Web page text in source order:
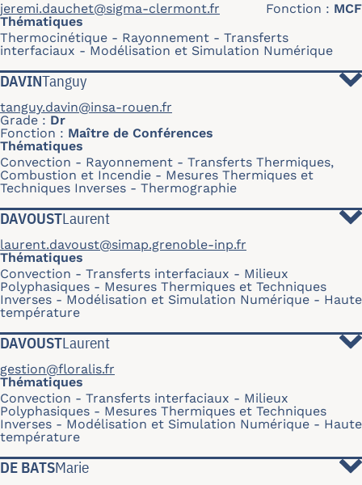
jeremi.dauchet@sigma-clermont.fr Fonction
MCF
Thématiques
Thermocinétique
Rayonnement
Transferts
interfaciaux
Modélisation et Simulation Numérique
DAVINTanguy
tanguy.davin@insa-rouen.fr
Grade
Dr
Fonction
Maître de Conférences
Thématiques
Convection
Rayonnement
Transferts Thermiques,
Combustion et Incendie
Mesures Thermiques et
Techniques Inverses
Thermographie
DAVOUSTLaurent
laurent.davoust@simap.grenoble-inp.fr
Thématiques
Convection
Transferts interfaciaux
Milieux
Polyphasiques
Mesures Thermiques et Techniques
Inverses
Modélisation et Simulation Numérique
Haute
température
DAVOUSTLaurent
gestion@floralis.fr
Thématiques
Convection
Transferts interfaciaux
Milieux
Polyphasiques
Mesures Thermiques et Techniques
Inverses
Modélisation et Simulation Numérique
Haute
température
DE BATSMarie